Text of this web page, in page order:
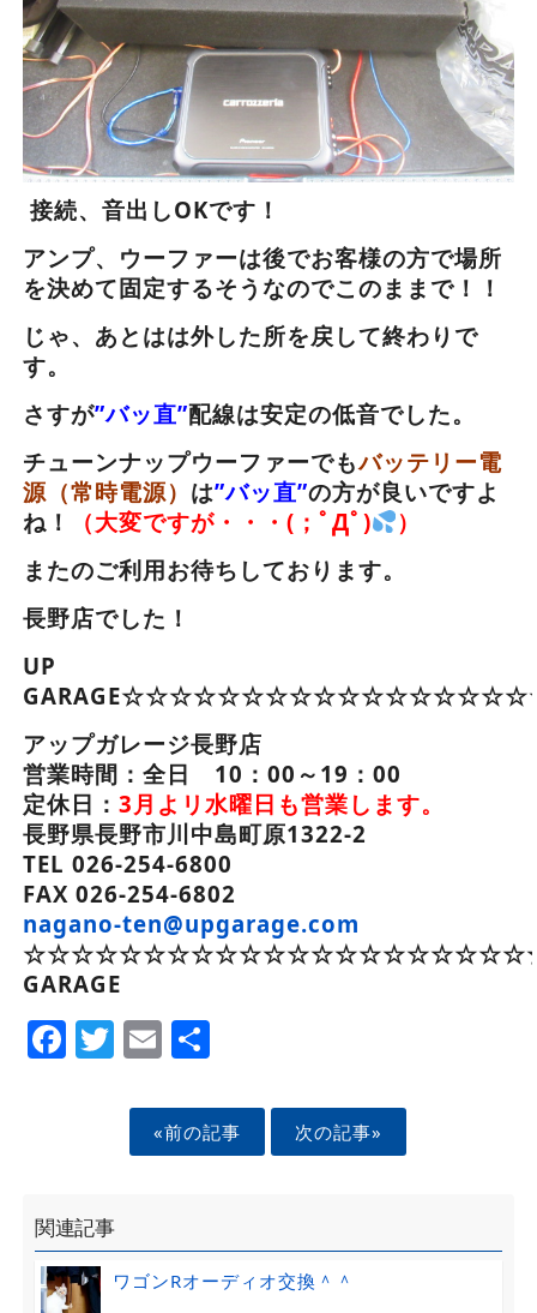
接続、音出しOKです！
アンプ、ウーファーは後でお客様の方で場所
を決めて固定するそうなのでこのままで！！
じゃ、あとはは外した所を戻して終わりで
す。
さすが”バッ直”配線は安定の低音でした。
チューンナップウーファーでもバッテリー電
源（常時電源） は”バッ直”の方が良いですよ
ね！
（大変ですが・・・(；ﾟДﾟ)
）
またのご利用お待ちしております。
長野店でした！
UP
アップガレージ長野店
営業時間：全日 10：00～19：00
定休日： 3月よリ水曜日も営業します。
長野県長野市川中島町原1322-2
TEL 026-254-6800
FAX 026-254-6802
nagano-ten@upgarage.com
GARAGE
Facebook
Twitter
EmailShare
«前の記事 次の記事»
関連記事
ワゴンRオーディオ交換＾＾